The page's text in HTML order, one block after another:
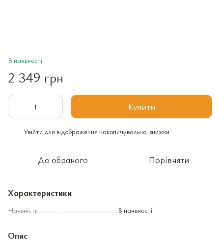
В наявності
2 349 грн
Купити
Увійти для відображення накопичувальної знижки
До обраного Порівняти
Характеристики
Наявність В наявності
Опис